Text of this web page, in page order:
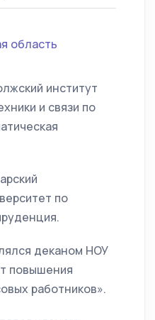
область
институт
и связи по
по
деканом НОУ
повышения
работников».